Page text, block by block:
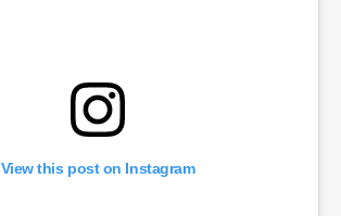
View this post on Instagram